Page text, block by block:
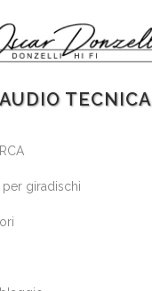
AUDIO TECNICA
giradischi